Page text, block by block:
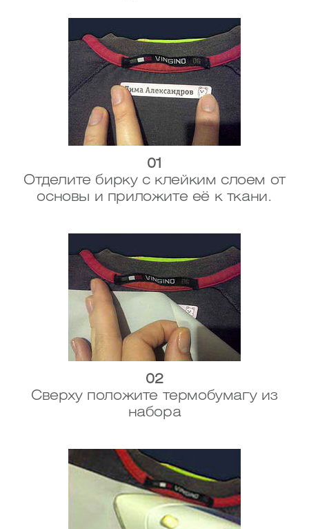
01
Отделите бирку с клейким слоем от
основы и приложите её к ткани.
02
Сверху положите термобумагу из
набора